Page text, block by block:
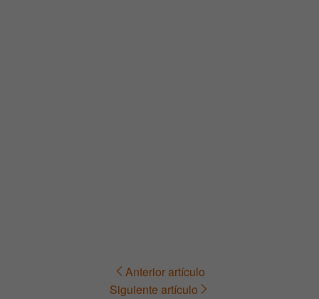
Navegación Anterior artículo
Siguiente artículo